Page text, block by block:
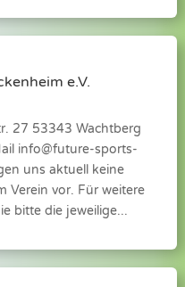
e.V.
27 53343 Wachtberg
info@future-sports-
uns aktuell keine
Verein vor. Für weitere
bitte die jeweilige...